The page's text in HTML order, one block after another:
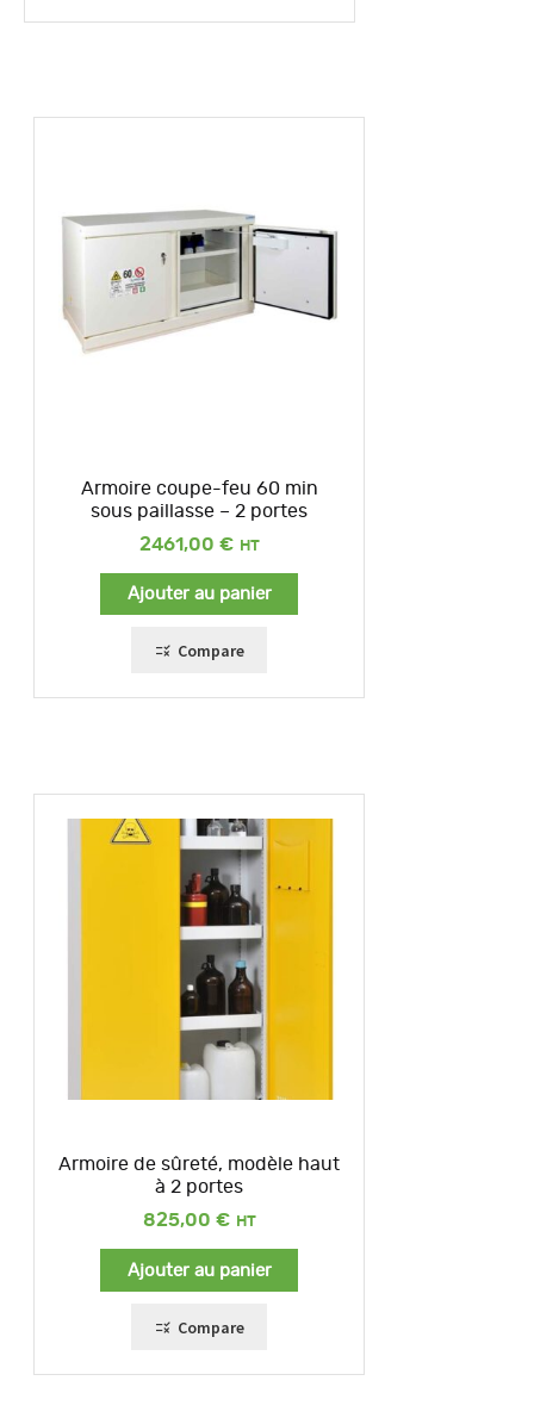
Armoire coupe-feu 60 min
sous paillasse – 2 portes
2461,00 €
Ajouter au panier
Compare
Armoire de sûreté, modèle haut
à 2 portes
825,00 €
Ajouter au panier
Compare